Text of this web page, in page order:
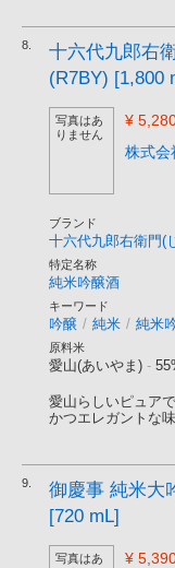
8.
十六代九郎右
(R7BY) [1,800
写真はあ
りません
¥
株式会
ブランド
十六代九郎右衛門(
特定名称
純米吟醸酒
キーワード
吟醸 / 純米 / 純米
原料米
愛山(あいやま) -
愛山らしいピュア
かつエレガントな
9.
御慶事 純米大
[720 mL]
写真はあ
¥